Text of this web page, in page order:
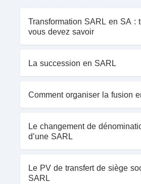
Transformation SARL en SA :
vous devez savoir
La succession en SARL
Comment organiser la fusion
Le changement de
d’une SARL
Le PV de transfert de siège
SARL